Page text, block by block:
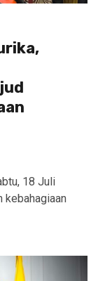
18 Juli
kebahagiaan